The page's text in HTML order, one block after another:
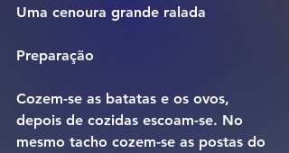
Uma cenoura grande ralada
Preparação
Cozem-se as batatas e os ovos,
depois de cozidas escoam-se. No
mesmo tacho cozem-se as postas do